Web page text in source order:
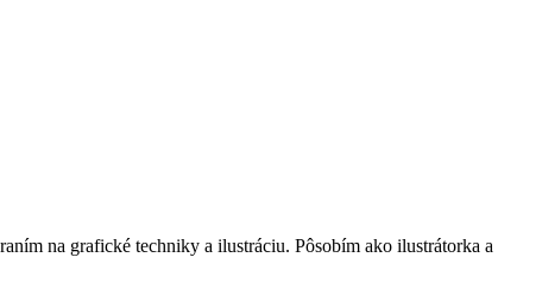
na grafické techniky a ilustráciu. Pôsobím ako ilustrátorka a